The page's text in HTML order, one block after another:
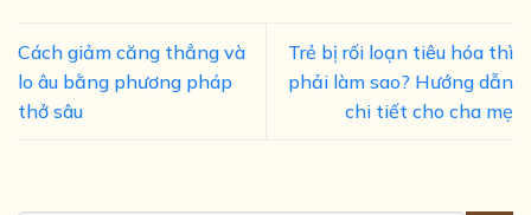
Cách giảm căng thẳng và
lo âu bằng phương pháp
thở sâu
Trẻ bị rối loạn tiêu hóa thì
phải làm sao? Hướng dẫn
chi tiết cho cha mẹ